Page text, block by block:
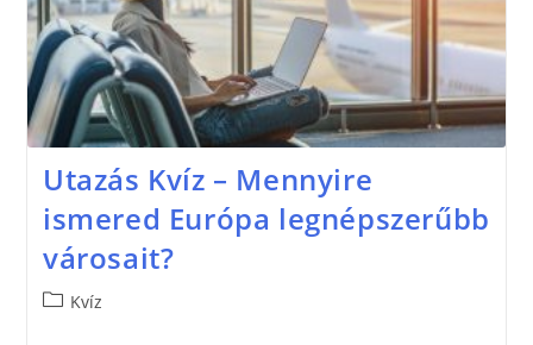
Utazás Kvíz – Mennyire
ismered Európa legnépszerűbb
városait?
Kvíz